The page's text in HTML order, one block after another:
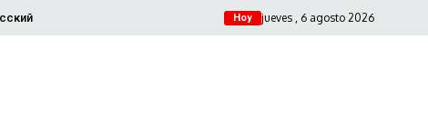
Hoy jueves , 6 agosto 2026